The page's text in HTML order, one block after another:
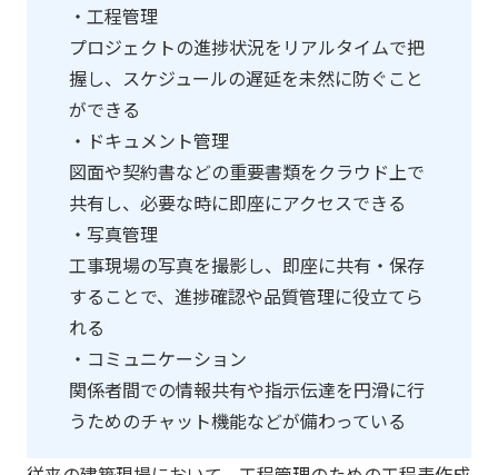
・工程管理
​プロジェクトの進捗状況をリアルタイムで把
握し、スケジュールの遅延を未然に防ぐこと
ができる
・ドキュメント管理
​図面や契約書などの重要書類をクラウド上で
共有し、必要な時に即座にアクセスできる
・写真管理
工事現場の写真を撮影し、即座に共有・保存
することで、進捗確認や品質管理に役立てら
れる
・コミュニケーション
​関係者間での情報共有や指示伝達を円滑に行
うためのチャット機能などが備わっている